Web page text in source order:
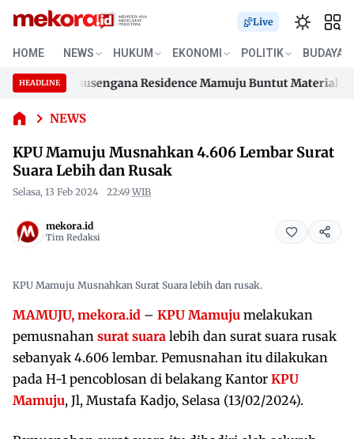
Live
HOME NEWS HUKUM EKONOMI POLITIK BUDAYA
HEADLINE
Samusengana Residence Mamuju Buntut Material 200
Samusengana Residence Mamuju Buntut Material 200
NEWS
KPU
Mamuju
Musnahkan
Lembar
Surat Suara
Lebih dan
Rusak
KPU Mamuju Musnahkan 4.606 Lembar Surat
Suara Lebih dan Rusak
Selasa, 13 Feb 2024 22:49 WIB
mekora.id
Tim Redaksi
KPU Mamuju Musnahkan Surat Suara lebih dan rusak.
MAMUJU, mekora.id – KPU Mamuju melakukan
pemusnahan surat suara lebih dan surat suara rusak
sebanyak 4.606 lembar. Pemusnahan itu dilakukan
pada H-1 pencoblosan di belakang Kantor KPU
Mamuju, Jl, Mustafa Kadjo, Selasa (13/02/2024).